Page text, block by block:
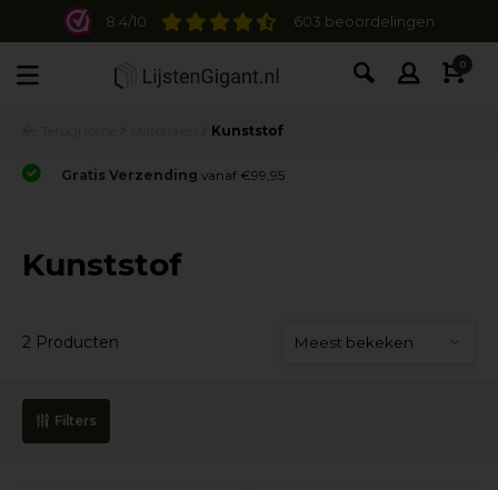
8.4/10 603 beoordelingen
0
Kunststof
Gratis Verzending vanaf €99,95
Kunststof
2 Producten
Filters